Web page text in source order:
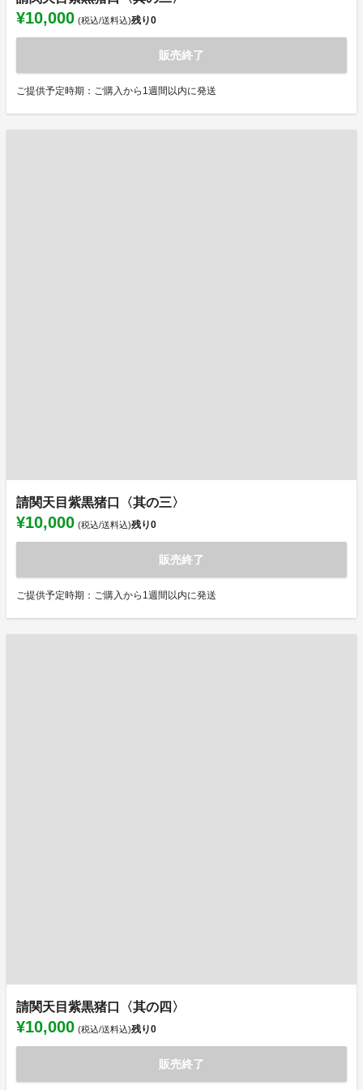
¥10,000 (税込/送料込)残り0
販売終了
ご提供予定時期：ご購入から1週間以内に発送
請関天目紫黒猪口〈其の三〉
¥10,000 (税込/送料込)残り0
販売終了
ご提供予定時期：ご購入から1週間以内に発送
請関天目紫黒猪口〈其の四〉
¥10,000 (税込/送料込)残り0
販売終了